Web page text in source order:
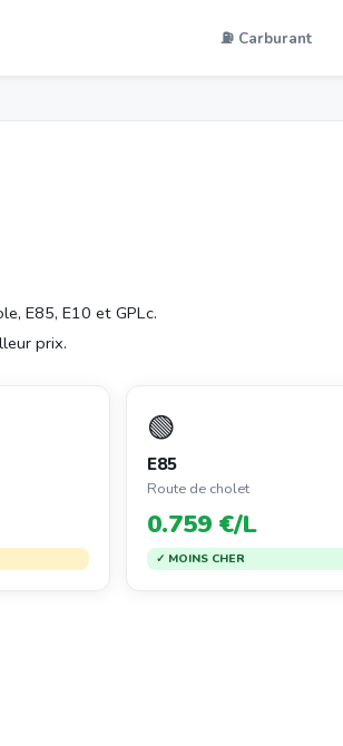
⛽ Carburant
E85, E10 et GPLc.
prix.
🟢
E85
Route de cholet
0.759 €/L
✓ MOINS CHER